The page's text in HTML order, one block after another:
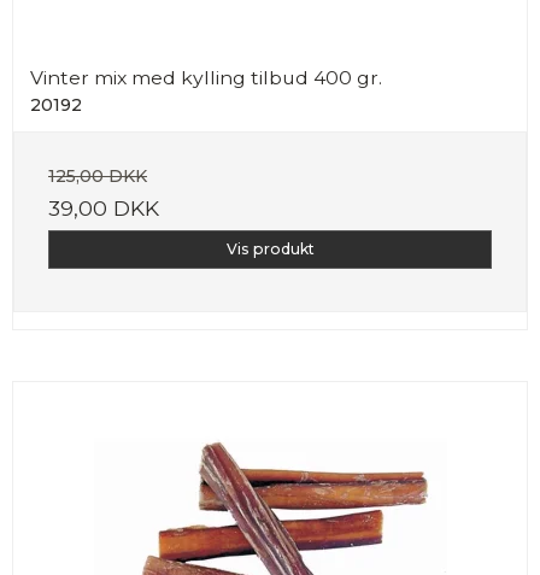
Vinter mix med kylling tilbud 400 gr.
20192
125,00 DKK
39,00 DKK
Vis produkt